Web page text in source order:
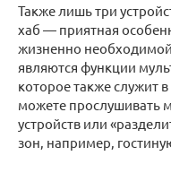
Также лишь три
хаб — приятная
жизненно
являются функции
которое также служит
можете прослушивать
устройств или
зон, например,